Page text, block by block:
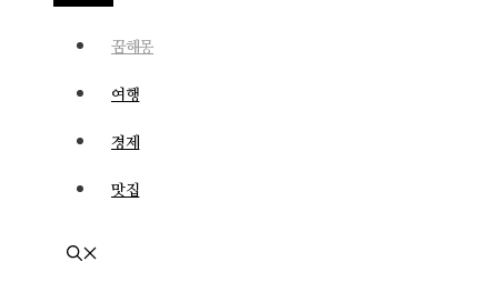
꿈해몽
여행
경제
맛집